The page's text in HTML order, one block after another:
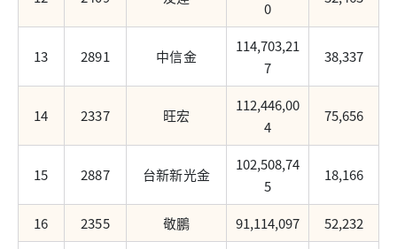
0
13 2891 中信金
114,703,21
7
38,337
14 2337 旺宏
112,446,00
4
75,656
15 2887 台新新光金
102,508,74
5
18,166
16 2355 敬鵬 91,114,097
52,232